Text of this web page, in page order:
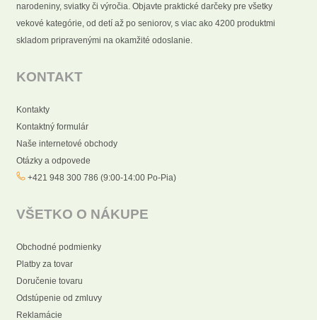
narodeniny, sviatky či výročia. Objavte praktické darčeky pre všetky
vekové kategórie, od detí až po seniorov, s viac ako 4200 produktmi
skladom pripravenými na okamžité odoslanie.
KONTAKT
Kontakty
Kontaktný formulár
Naše internetové obchody
Otázky a odpovede
+421 948 300 786 (9:00-14:00 Po-Pia)
VŠETKO O NÁKUPE
Obchodné podmienky
Platby za tovar
Doručenie tovaru
Odstúpenie od zmluvy
Reklamácie